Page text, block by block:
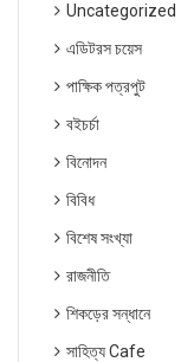
Uncategorized
এডিটরস চয়েস
পাক্ষিক পত্রপুট
বইচর্চা
বিনোদন
বিবিধ
বিশেষ সংখ্যা
রাজনীতি
শিকড়ের সন্ধানে
সাহিত্য Cafe